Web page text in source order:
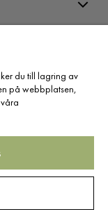
du till lagring av
på webbplatsen,